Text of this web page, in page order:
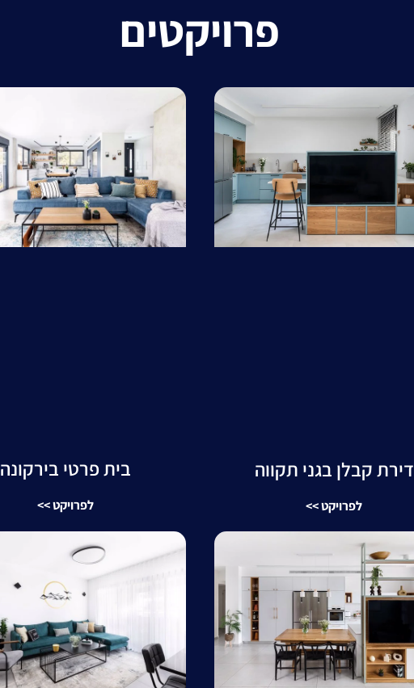
פרויקטים
דירת קבלן בגני תקווה
לפרויקט >>
בית פרטי בירקונה
לפרויקט >>